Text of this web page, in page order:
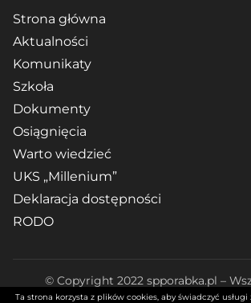
Strona główna
Aktualności
Komunikaty
Szkoła
Dokumenty
Osiągnięcia
Warto wiedzieć
UKS „Millenium”
Deklaracja dostępności
RODO
© Copyright 2022 spporabka.pl –
Ta strona korzysta z plików cookies, aby świadczyć